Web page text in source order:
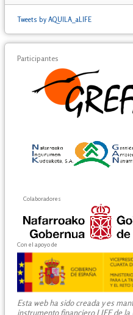
Tweets by AQUILA_aLIFE
Participantes
Colaboradores
Con el apoyo de
Esta web ha sido creada y es
instrumento financiero LIFE de la